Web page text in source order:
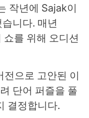
작년에 Sajak이
니다. 매년
를 위해 오디션
으로 고안된 이
단어 퍼즐을 풀
결정합니다.